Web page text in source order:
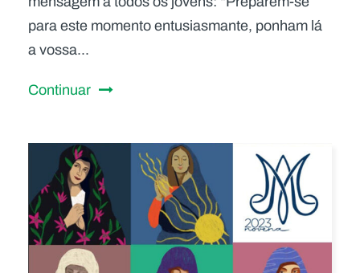
para este momento entusiasmante, ponham lá
a vossa...
Continuar